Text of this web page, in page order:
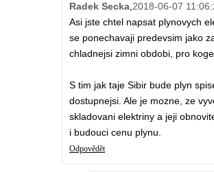
Radek Secka,2018-06-07
Asi jste chtel napsat plynovych
se ponechavaji predevsim jako
chladnejsi zimni obdobi, pro
S tim jak taje Sibir bude plyn
dostupnejsi. Ale je mozne, ze
skladovani elektriny a jeji
i budouci cenu plynu.
Odpovědět